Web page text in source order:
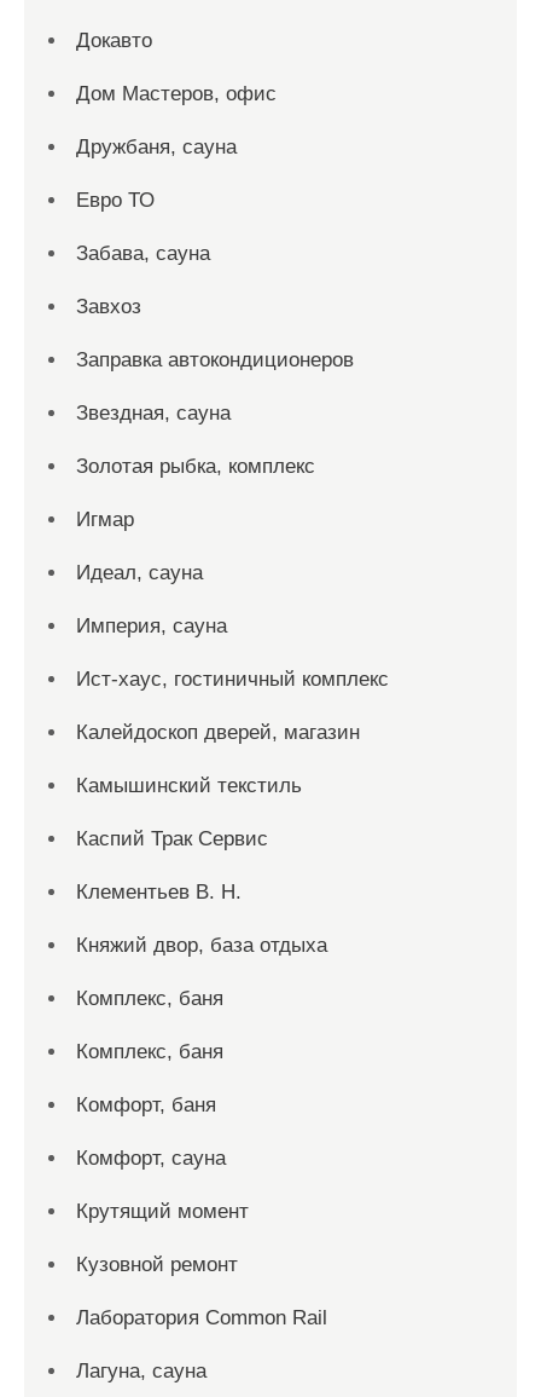
Докавто
Дом Мастеров, офис
Дружбаня, сауна
Евро ТО
Забава, сауна
Завхоз
Заправка автокондиционеров
Звездная, сауна
Золотая рыбка, комплекс
Игмар
Идеал, сауна
Империя, сауна
Ист-хаус, гостиничный комплекс
Калейдоскоп дверей, магазин
Камышинский текстиль
Каспий Трак Сервис
Клементьев В. Н.
Княжий двор, база отдыха
Комплекс, баня
Комплекс, баня
Комфорт, баня
Комфорт, сауна
Крутящий момент
Кузовной ремонт
Лаборатория Common Rail
Лагуна, сауна